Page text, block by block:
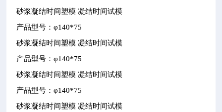
砂浆凝结时间塑模 凝结时间试模
产品型号：φ140*75
砂浆凝结时间塑模 凝结时间试模
产品型号：φ140*75
砂浆凝结时间塑模 凝结时间试模
产品型号：φ140*75
砂浆凝结时间塑模 凝结时间试模